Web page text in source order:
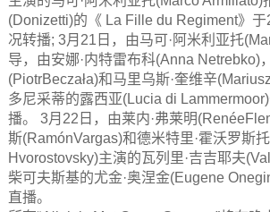
(Donizetti)的《 La Fille du Regiment》
况转播; 3月21日，由马可·阿米利亚托
导，由安娜·内特雷布科(Anna Netrebko)
(PiotrBeczała)和马里乌斯·奎维辛
多尼采蒂的露西亚(Lucia di
播。 3月22日，由莱内·弗莱明
斯(RamónVargas)和德米特里·霍沃罗斯
Hvorostovsky)主演的瓦列里·吉吉耶夫
柴可夫斯基的尤金·奥涅金(Eugene
直播。